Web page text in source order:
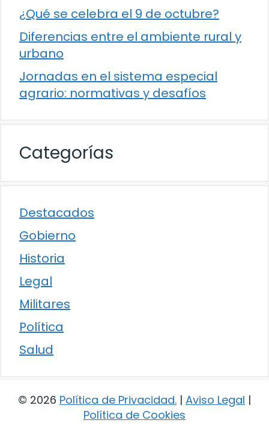
¿Qué se celebra el 9 de octubre?
Diferencias entre el ambiente rural y
urbano
Jornadas en el sistema especial
agrario: normativas y desafíos
Categorías
Destacados
Gobierno
Historia
Legal
Militares
Política
Salud
© 2026 Política de Privacidad. | Aviso Legal |
Política de Cookies